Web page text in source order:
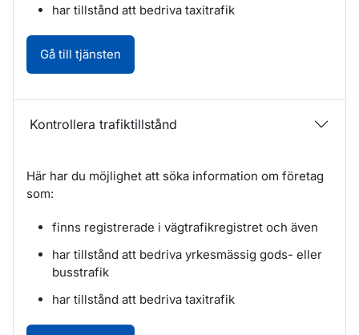
har tillstånd att bedriva taxitrafik
Gå till tjänsten
Kontrollera trafiktillstånd
Här har du möjlighet att söka information om företag
som:
finns registrerade i vägtrafikregistret och även
har tillstånd att bedriva yrkesmässig gods- eller
busstrafik
har tillstånd att bedriva taxitrafik